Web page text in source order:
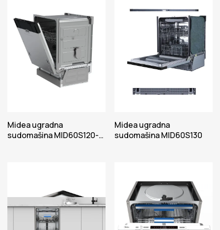
Midea ugradna
sudomašina MID60S120-
Midea ugradna
sudomašina MID60S130